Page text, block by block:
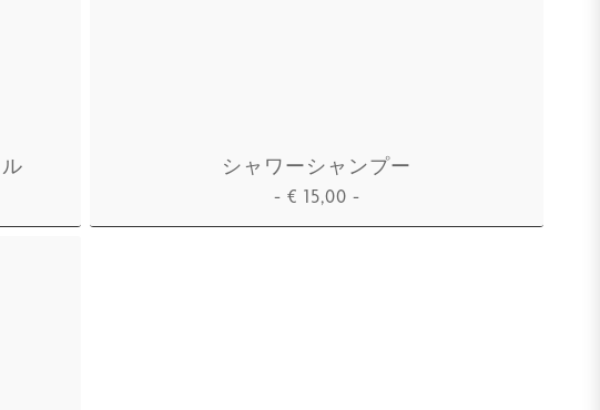
シャワーシャンプー
- € 15,00 -